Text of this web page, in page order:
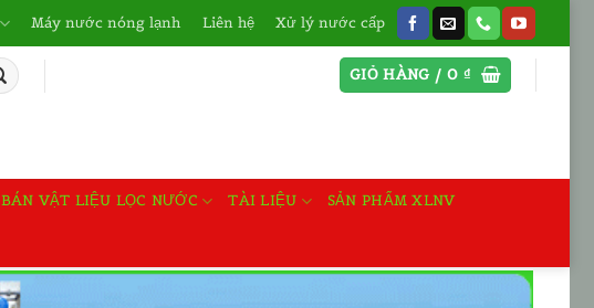
Máy nước nóng lạnh Liên hệ Xử lý nước cấp
GIỎ HÀNG /0 ₫
BÁN VẬT LIỆU LỌC NƯỚC TÀI LIỆU SẢN PHẨM XLNV